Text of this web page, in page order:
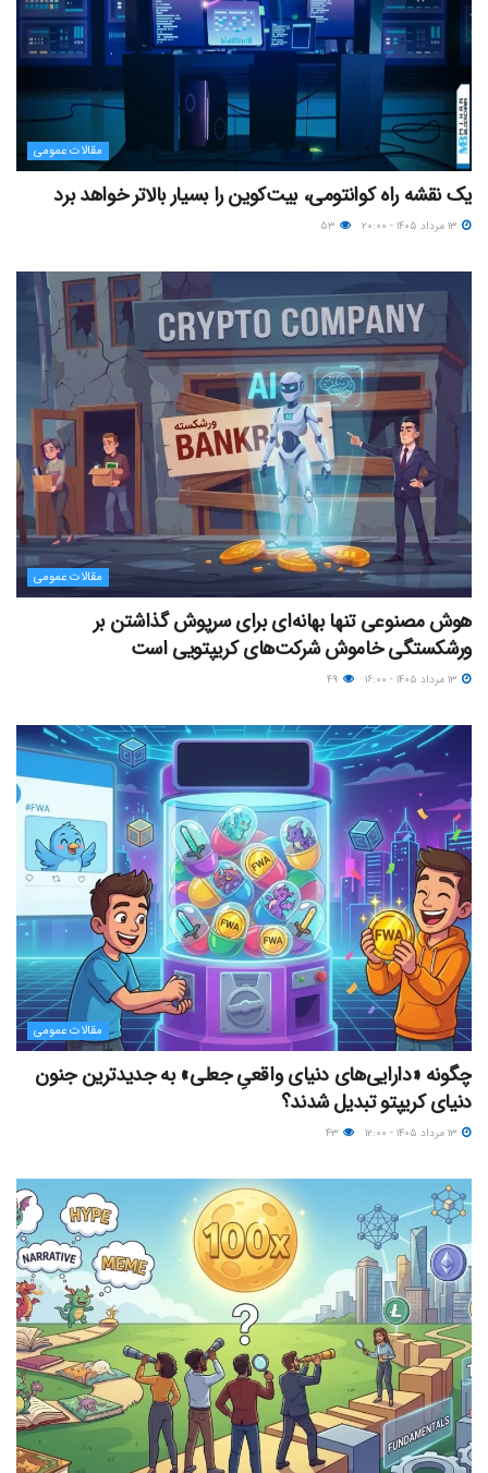
مقالات عمومی
یک نقشه راه کوانتومی، بیت‌کوین را بسیار بالاتر خواهد برد
مقالات عمومی
هوش مصنوعی تنها بهانه‌ای برای سرپوش گذاشتن بر
ورشکستگی خاموش شرکت‌های کریپتویی است
مقالات عمومی
چگونه «دارایی‌های دنیای واقعیِ جعلی» به جدیدترین جنون
دنیای کریپتو تبدیل شدند؟